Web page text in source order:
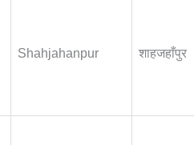
Shahjahanpur शाहजहाँपुर